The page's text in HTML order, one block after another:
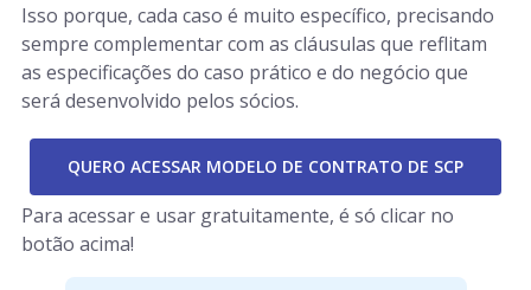
Isso porque, cada caso é muito específico, precisando
sempre complementar com as cláusulas que reflitam
as especificações do caso prático e do negócio que
será desenvolvido pelos sócios.
QUERO ACESSAR MODELO DE CONTRATO DE SCP
Para acessar e usar gratuitamente, é só clicar no
botão acima!